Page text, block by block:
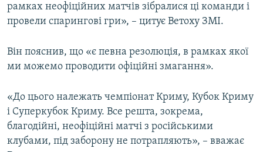
рамках неофіційних матчів зібралися ці команди і
провели спарингові гри», – цитує Ветоху ЗМІ.
Він пояснив, що «є певна резолюція, в рамках якої
ми можемо проводити офіційні змагання».
«До цього належать чемпіонат Криму, Кубок Криму
і Суперкубок Криму. Все решта, зокрема,
благодійні, неофіційні матчі з російськими
клубами, під заборону не потрапляють», – вважає